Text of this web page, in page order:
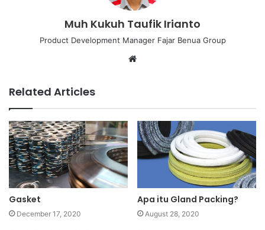
Muh Kukuh Taufik Irianto
Product Development Manager Fajar Benua Group
t
e
Related Articles
Gasket
December 17, 2020
Apa itu Gland Packing?
August 28, 2020